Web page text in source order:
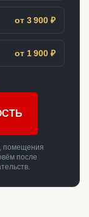
от 3 900 ₽
от 1 900 ₽
помещения
после